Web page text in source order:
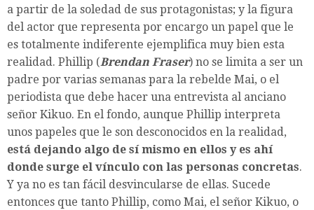
a partir de la soledad de sus protagonistas; y la figura
del actor que representa por encargo un papel que le
es totalmente indiferente ejemplifica muy bien esta
realidad. Phillip (Brendan Fraser) no se limita a ser un
padre por varias semanas para la rebelde Mai, o el
periodista que debe hacer una entrevista al anciano
señor Kikuo. En el fondo, aunque Phillip interpreta
unos papeles que le son desconocidos en la realidad,
está dejando algo de sí mismo en ellos y es ahí
donde surge el vínculo con las personas concretas.
Y ya no es tan fácil desvincularse de ellas. Sucede
entonces que tanto Phillip, como Mai, el señor Kikuo, o